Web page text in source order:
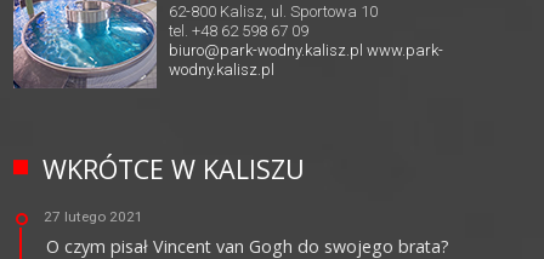
62-800 Kalisz, ul. Sportowa 10
tel. +48 62 598 67 09
biuro@park-wodny.kalisz.pl www.park-
wodny.kalisz.pl
WKRÓTCE W KALISZU
27 lutego 2021
O czym pisał Vincent van Gogh do swojego brata?